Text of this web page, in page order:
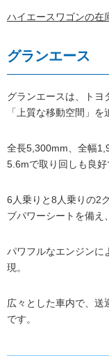
ハイエースワゴンの在
グランエース
グランエースは、トヨ
「上質な移動空間」を
全長5,300mm、全幅
5.6mで取り回しも良好
6人乗りと8人乗りの2
ブパワーシートを備え
パワフルなエンジンに
現。
広々とした車内で、送
です。